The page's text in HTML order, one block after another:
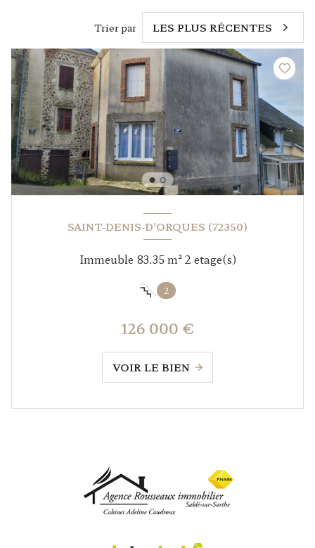
Trier par LES PLUS RÉCENTES
SAINT-DENIS-D'ORQUES (72350)
Immeuble 83.35 m² 2 etage(s)
2
126 000 €
VOIR LE BIEN